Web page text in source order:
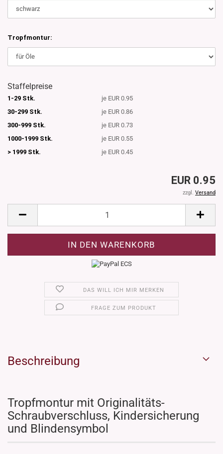
Tropfmontur:
Staffelpreise
1-29 Stk.
je EUR 0.95
30-299 Stk.
je EUR 0.86
300-999 Stk.
je EUR 0.73
1000-1999 Stk.
je EUR 0.55
> 1999 Stk.
je EUR 0.45
EUR 0.95
zzgl. Versand
DAS WILL ICH MIR MERKEN
FRAGE ZUM PRODUKT
Beschreibung
Tropfmontur mit Originalitäts-
Schraubverschluss, Kindersicherung
und Blindensymbol